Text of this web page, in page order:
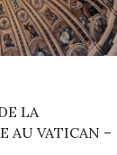
LA
AU VATICAN –